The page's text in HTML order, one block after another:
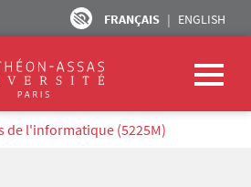
FRANÇAIS ENGLISH
de l'informatique (5225M)